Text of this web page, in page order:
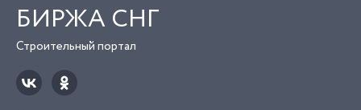
БИРЖА СНГ
Строительный портал